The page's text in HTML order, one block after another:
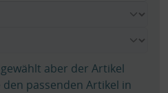
aber der Artikel
den passenden Artikel in